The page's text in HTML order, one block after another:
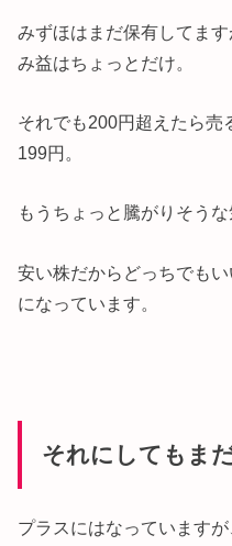
みずほはまだ保有してま
み益はちょっとだけ。
それでも200円超えたら売
199円。
もうちょっと騰がりそう
安い株だからどっちでも
になっています。
それにしてもま
プラスにはなっています